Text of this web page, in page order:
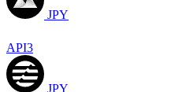
JPY
API3
JPY